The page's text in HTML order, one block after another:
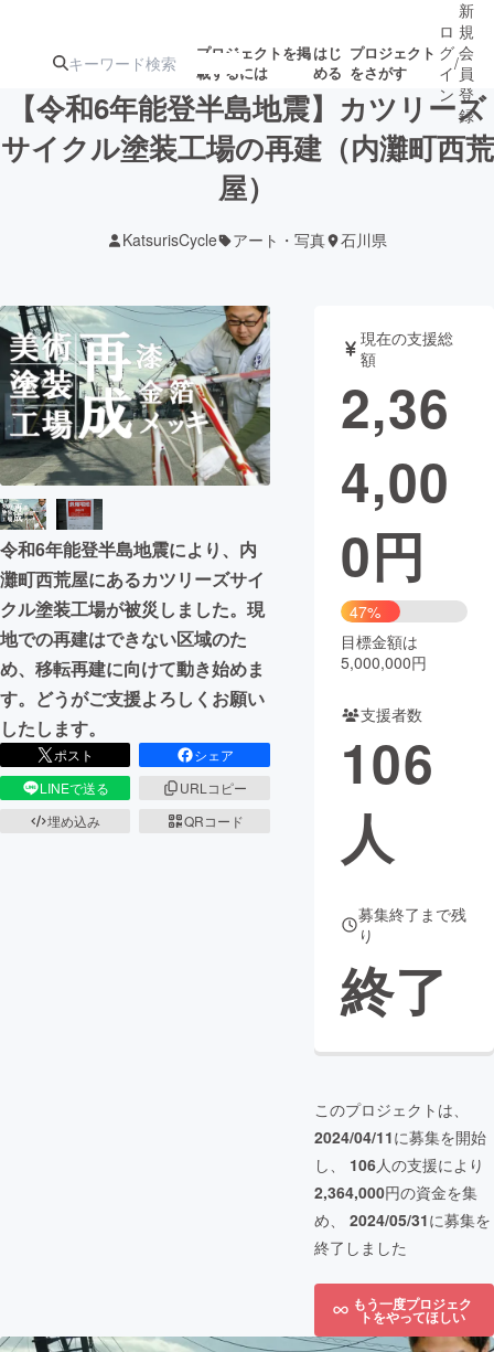
プロジェクトを掲
載するには
はじ
める
プロジェクト
をさがす
注目の新着プロ
テクノロジー・ガジェット
映像・映画 書籍・雑誌
ビジネス・起業 チャレンジ
まちづくり・地域活性化
CAMPFIRE for Social Good
CAMPFIRE Creation
CAMPFIREふるさと納税
コミュニティ
ロ
グ
イ
ン
/
新
規
会
員
登
録
【令和6年能登半島地震】カツリーズ
サイクル塗装工場の再建（内灘町西荒
屋）
KatsurisCycle アート・写真 石川県
令和6年能登半島地震により、内
灘町西荒屋にあるカツリーズサイ
クル塗装工場が被災しました。現
地での再建はできない区域のた
め、移転再建に向けて動き始めま
す。どうがご支援よろしくお願い
したします。
ポスト
シェア
LINEで送る
URLコピー
埋め込み
QRコード
現在の支援総
額
2,36
4,00
0円
47%
目標金額は
5,000,000円
支援者数
106
人
募集終了まで残
り
終了
このプロジェクトは、
2024/04/11に募集を開始
し、 106人の支援により
2,364,000円の資金を集
め、 2024/05/31に募集を
終了しました
もう一度プロジェク
トをやってほしい